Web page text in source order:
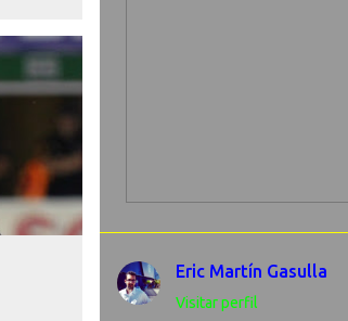
Eric Martín Gasulla
Visitar perfil